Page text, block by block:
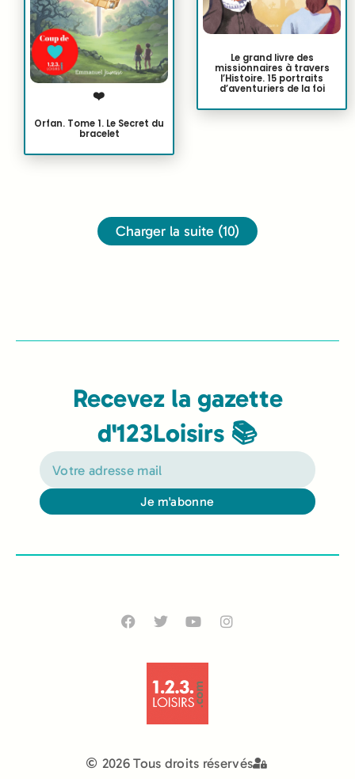
❤️
Orfan. Tome 1. Le Secret du
bracelet
Le grand livre des
missionnaires à travers
l’Histoire. 15 portraits
d’aventuriers de la foi
Charger la suite (10)
Recevez la gazette
d'123Loisirs 📚
Je m'abonne
2026 Tous droits réservés